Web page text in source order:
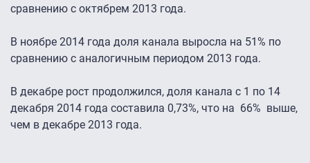
сравнению с октябрем 2013 года.
В ноябре 2014 года доля канала выросла на 51% по
сравнению с аналогичным периодом 2013 года.
В декабре рост продолжился, доля канала с 1 по 14
декабря 2014 года составила 0,73%, что на 66% выше,
чем в декабре 2013 года.